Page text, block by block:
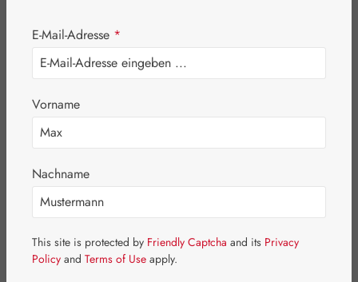
Lithium
Aminosäuren
Augen
Beauty & Pflege
Bonsal®
Coenzym Q-10
Gall Exklusiv
E-Mail-Adresse *
Vorname
Nachname
This site is protected by Friendly Captcha and its Privacy
Policy and Terms of Use apply.